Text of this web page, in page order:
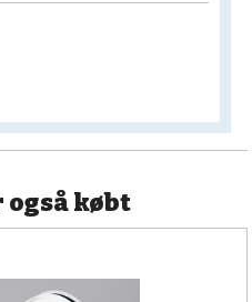
også købt